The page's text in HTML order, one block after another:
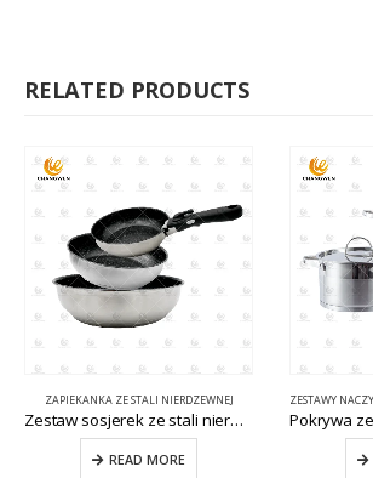
RELATED PRODUCTS
ZAPIEKANKA ZE STALI NIERDZEWNEJ
Zestaw sosjerek ze stali nierdzewnej z wyjmowanym uchwytem CW-N023
READ MORE